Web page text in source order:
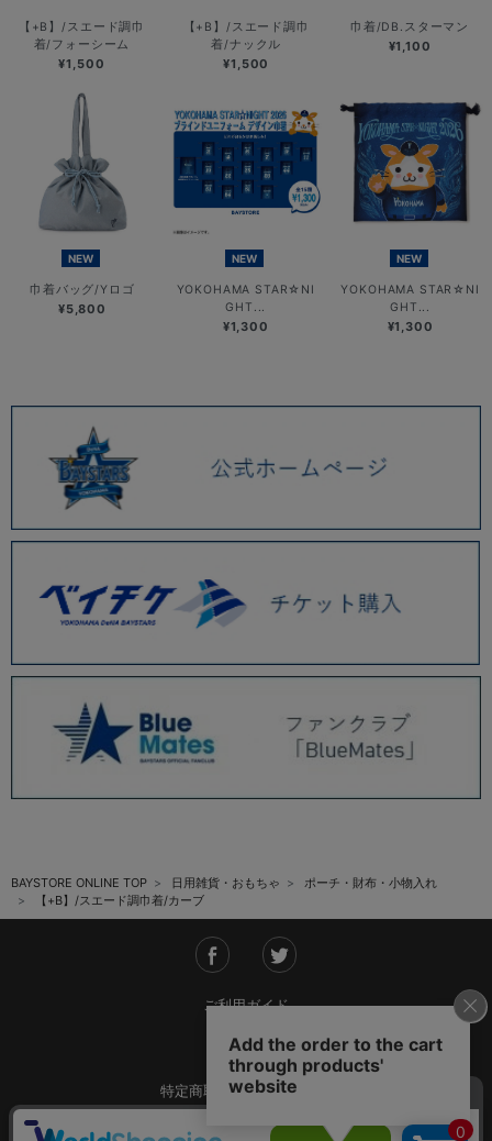
【+B】/スエード調巾
着/フォーシーム
¥1,500
【+B】/スエード調巾
着/ナックル
¥1,500
巾着/DB.スターマン
¥1,100
NEW
巾着バッグ/Yロゴ
¥5,800
NEW
YOKOHAMA STAR☆NI
GHT...
¥1,300
NEW
YOKOHAMA STAR☆NI
GHT...
¥1,300
BAYSTORE ONLINE TOP 日用雑貨・おもちゃ
ポーチ・財布・小物入れ
【+B】/スエード調巾着/カーブ
ご利用ガイド
会社概要
特定商取引法に基づく表記
ご利用規約